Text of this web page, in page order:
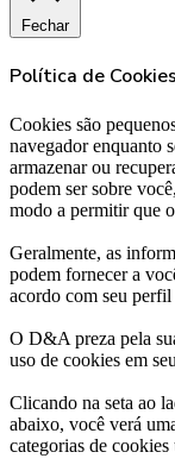
Fechar
Política de Cookies
Cookies são
navegador enquanto
armazenar ou
podem ser sobre
modo a permitir que
Geralmente, as
podem fornecer a
acordo com seu perfil
O D&A preza pela
uso de cookies em
Clicando na seta ao
abaixo, você verá
categorias de